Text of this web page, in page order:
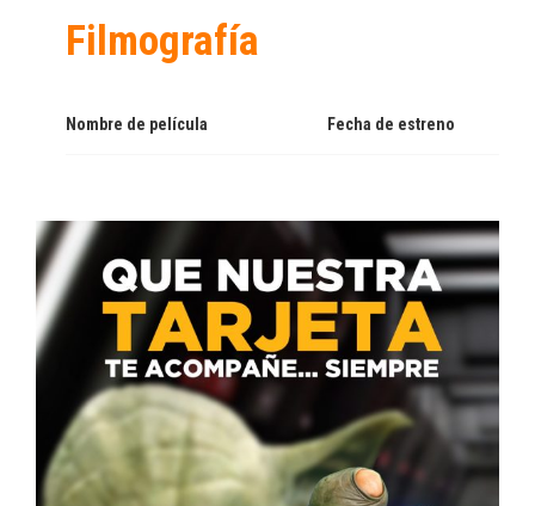
Filmografía
Nombre de película Fecha de estreno